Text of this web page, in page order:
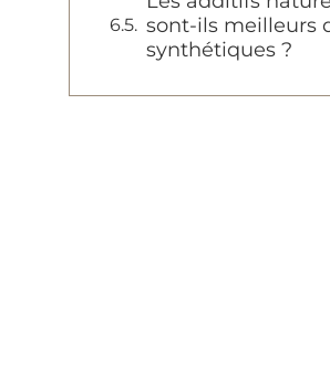
sont-ils meilleurs
synthétiques ?